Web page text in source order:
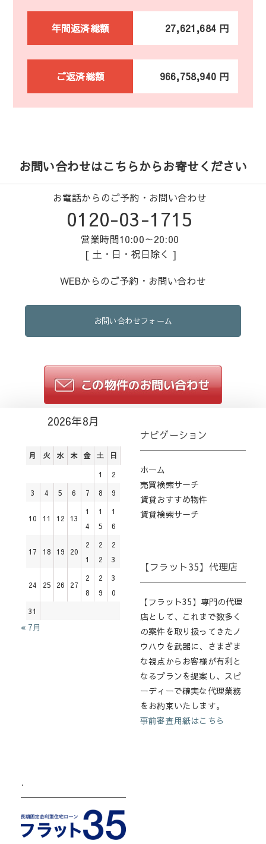
年間返済総額 27,621,684 円
ご返済総額 966,758,940 円
お問い合わせはこちらからお寄せください
お電話からのご予約・お問い合わせ
0120-03-1715
営業時間10:00～20:00
[ 土・日・祝日除く ]
WEBからのご予約・お問い合わせ
お問い合わせフォーム
2026年8月
月 火 水 木 金 土 日
1
2
3
4 5 6 7 8 9
10 11 12 13
1
4
1
5
1
6
17 18 19 20
2
1
2
2
2
3
24 25 26 27
2
8
2
9
3
0
31
« 7月
ナビゲーション
ホーム
売買検索サーチ
賃貸おすすめ物件
賃貸検索サーチ
【フラット35】代理店
【フラット35】専門の代理
店として、これまで数多く
の案件を取り扱ってきたノ
ウハウを武器に、さまざま
な視点からお客様が有利と
なるプランを提案し、スピ
ーディーで確実な代理業務
をお約束いたします。
事前審査用紙はこちら
.